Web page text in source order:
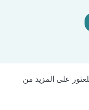
على المزيد من